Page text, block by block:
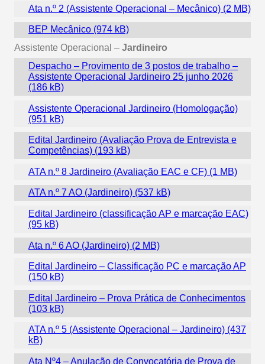
Ata n.º 2 (Assistente Operacional – Mecânico)
BEP Mecânico
Assistente Operacional – Jardineiro
Despacho – Provimento de 3 postos de trabalho –
Assistente Operacional Jardineiro 25 junho 2026
Assistente Operacional Jardineiro (Homologação)
Edital Jardineiro (Avaliação Prova de Entrevista e
Competências)
ATA n.º 8 Jardineiro (Avaliação EAC e CF)
ATA n.º 7 AO (Jardineiro)
Edital Jardineiro (classificação AP e marcação EAC)
Ata n.º 6 AO (Jardineiro)
Edital Jardineiro – Classificação PC e marcação AP
Edital Jardineiro – Prova Prática de Conhecimentos
ATA n.º 5 (Assistente Operacional – Jardineiro)
Ata Nº4 – Anulação de Convocatória de Prova de